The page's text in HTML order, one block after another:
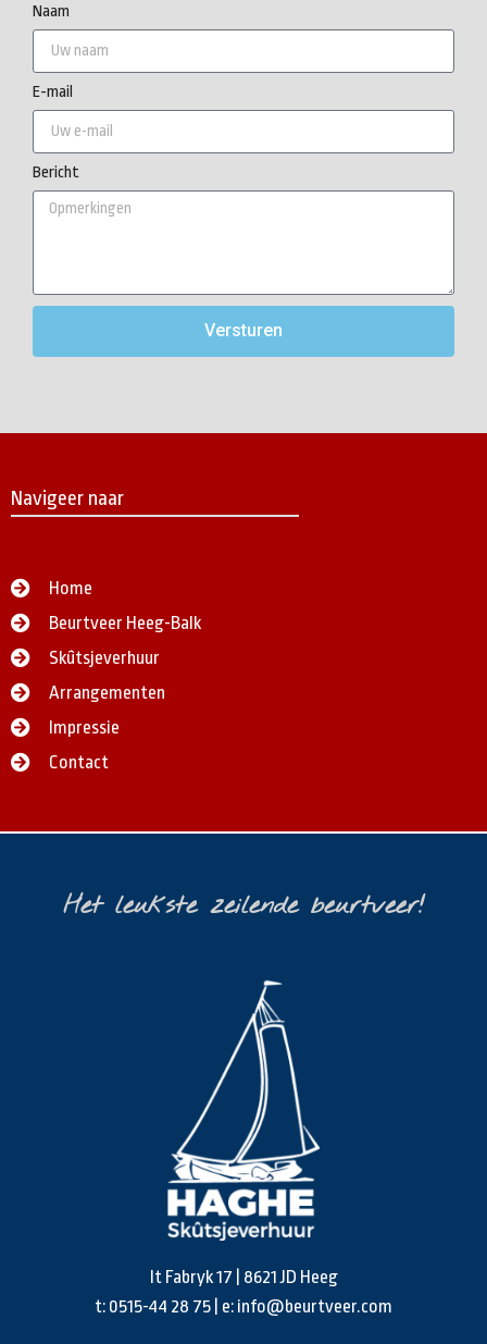
Naam
E-mail
Bericht
Versturen
Navigeer naar
Home
Beurtveer Heeg-Balk
Skûtsjeverhuur
Arrangementen
Impressie
Contact
Het leukste zeilende beurtveer!
It Fabryk 17 | 8621 JD Heeg
t: 0515-44 28 75 | e: info@beurtveer.com